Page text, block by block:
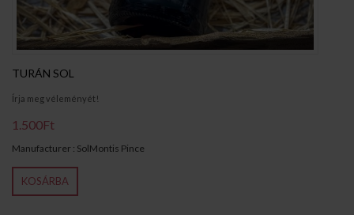
TURÁN SOL
Írja meg véleményét!
1.500Ft
Manufacturer : SolMontis Pince
KOSÁRBA